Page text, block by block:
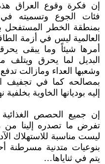
إن فكرة وقوع العراق
فئات الجوع وتسميته
بمنطقة الخطر
العالمية ليس في أزمة
أمرها شيئاً وما يبقى
البديل لما يحرق ويتلف
وشعبها العداء ومازالت
بمصالحه كما في تجفيف
إليه بوديانها الخاوية
إن جميع الحصص
تفرض ما تصدره إلينا من
ليست مناسبة للاستهلاك
بنوعيات متدنية مسرطنة
يتم في ثناياها…